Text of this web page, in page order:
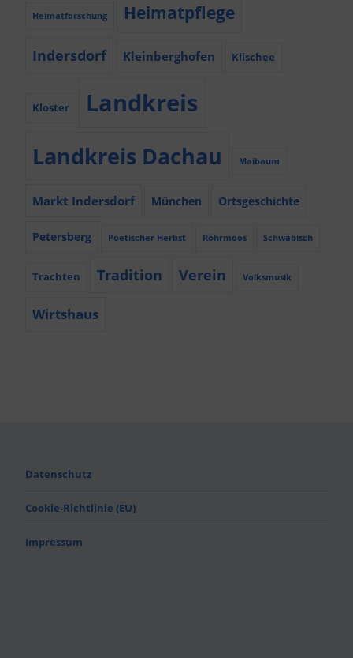
Heimatforschung Heimatpflege
Indersdorf Kleinberghofen Klischee
Kloster Landkreis
Landkreis Dachau Maibaum
Markt Indersdorf München Ortsgeschichte
Petersberg Poetischer Herbst Röhrmoos Schwäbisch
Trachten Tradition Verein Volksmusik
Wirtshaus
Datenschutz
Cookie-Richtlinie (EU)
Impressum